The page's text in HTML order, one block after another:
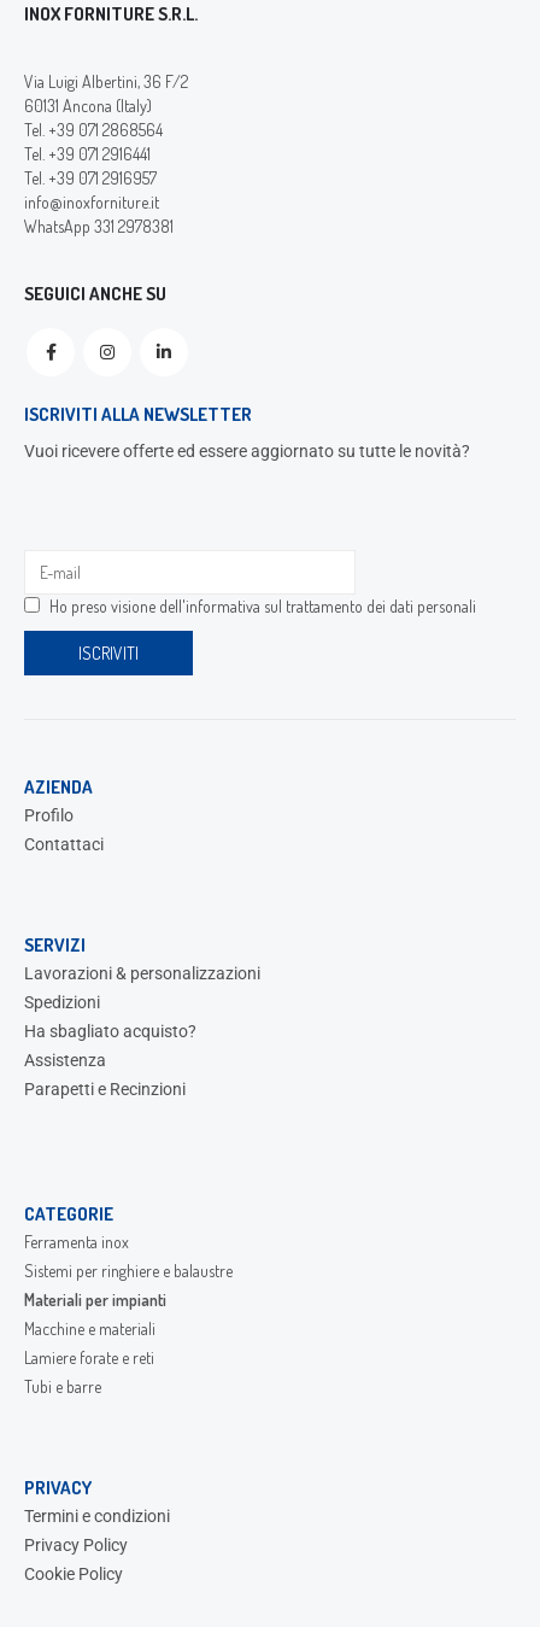
INOX FORNITURE S.R.L.
Via Luigi Albertini, 36 F/2
60131 Ancona (Italy)
Tel. +39 071 2868564
Tel. +39 071 2916441
Tel. +39 071 2916957
info@inoxforniture.it
WhatsApp 331 2978381
SEGUICI ANCHE SU
ISCRIVITI ALLA NEWSLETTER
Vuoi ricevere offerte ed essere aggiornato su tutte le novità?
Ho preso visione dell'informativa sul trattamento dei dati personali
AZIENDA
Profilo
Contattaci
SERVIZI
Lavorazioni & personalizzazioni
Spedizioni
Ha sbagliato acquisto?
Assistenza
Parapetti e Recinzioni
CATEGORIE
Ferramenta inox
Sistemi per ringhiere e balaustre
Materiali per impianti
Macchine e materiali
Lamiere forate e reti
Tubi e barre
PRIVACY
Termini e condizioni
Privacy Policy
Cookie Policy